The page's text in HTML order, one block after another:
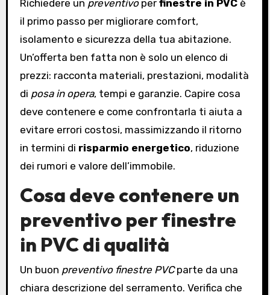
Richiedere un preventivoper finestre in PVCè
il primo passo per migliorare comfort,
isolamento e sicurezza della tua abitazione.
Un’offerta ben fatta non è solo un elenco di
prezzi: racconta materiali, prestazioni, modalità
di posa in opera, tempi e garanzie. Capire cosa
deve contenere e come confrontarla ti aiuta a
evitare errori costosi, massimizzando il ritorno
in termini di risparmio energetico, riduzione
dei rumori e valore dell’immobile.
Cosa deve contenere un
preventivo per finestre
in PVC di qualità
Un buon preventivo finestre PVCparte da una
chiara descrizione del serramento. Verifica che